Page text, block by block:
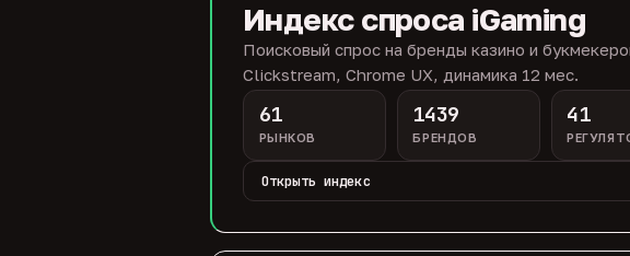
Индекс спроса iGaming
Поисковый спрос на бренды казино и
Clickstream, Chrome UX, динамика 12 мес.
61
РЫНКОВ
1439
БРЕНДОВ
41
Открыть индекс